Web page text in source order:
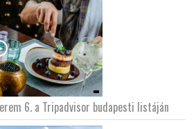
6. a Tripadvisor budapesti listáján